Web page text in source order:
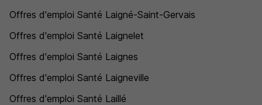
Offres d'emploi Santé Laigné-Saint-Gervais
Offres d'emploi Santé Laignelet
Offres d'emploi Santé Laignes
Offres d'emploi Santé Laigneville
Offres d'emploi Santé Laillé